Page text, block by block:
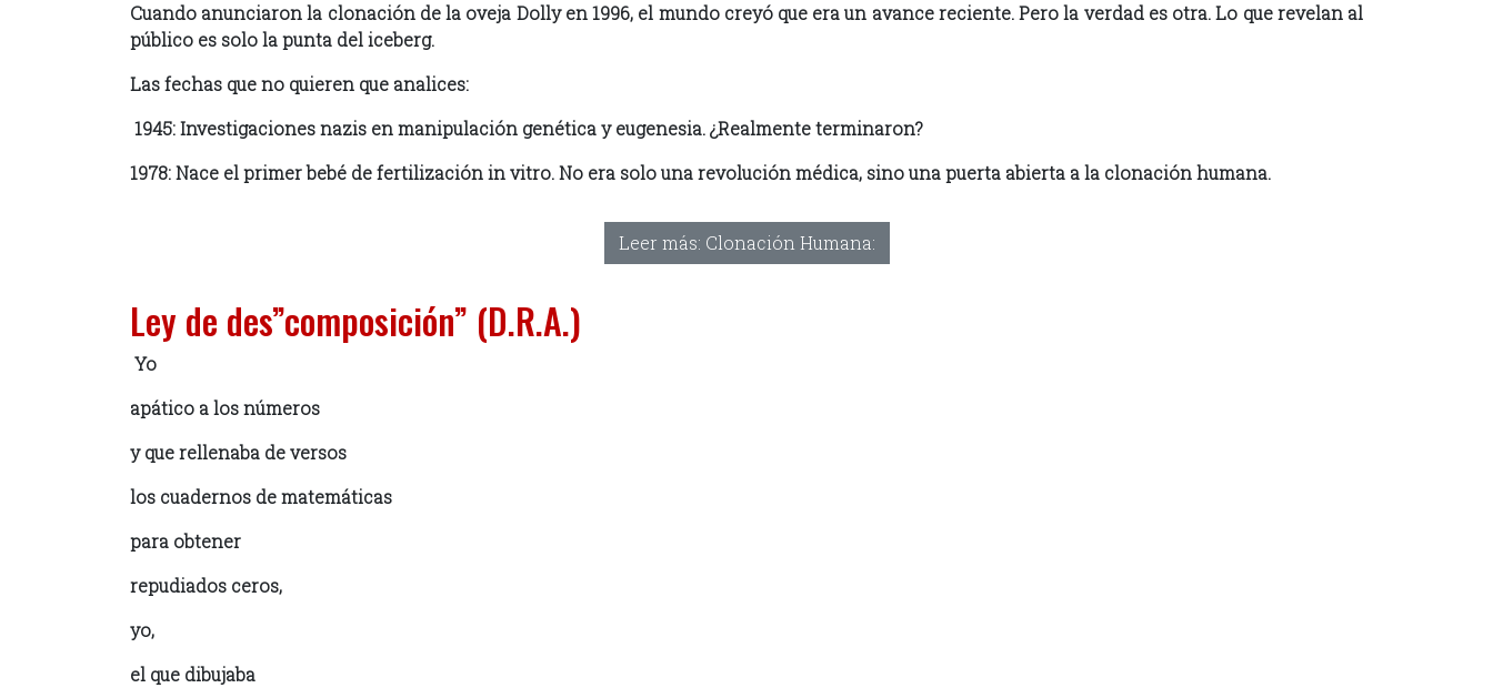
Cuando anunciaron la clonación de la oveja Dolly en 1996, el mundo creyó que era un avance reciente. Pero la verdad es otra. Lo que revelan al
público es solo la punta del iceberg.
Las fechas que no quieren que analices:
1945: Investigaciones nazis en manipulación genética y eugenesia. ¿Realmente terminaron?
1978: Nace el primer bebé de fertilización in vitro. No era solo una revolución médica, sino una puerta abierta a la clonación humana.
Leer más: Clonación Humana:
Ley de des”composición” (D.R.A.)
Yo
apático a los números
y que rellenaba de versos
los cuadernos de matemáticas
para obtener
repudiados ceros,
yo,
el que dibujaba